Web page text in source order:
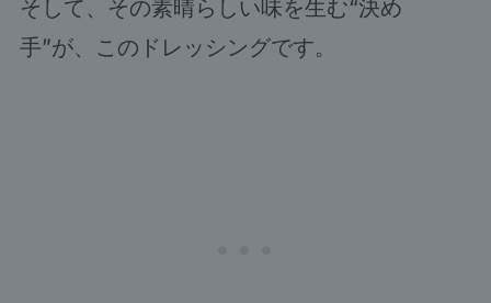
そして、その素晴らしい味を生む“決め
手”が、このドレッシングです。